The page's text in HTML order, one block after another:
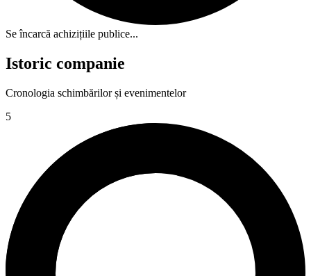
Se încarcă achizițiile publice...
Istoric companie
Cronologia schimbărilor și evenimentelor
5